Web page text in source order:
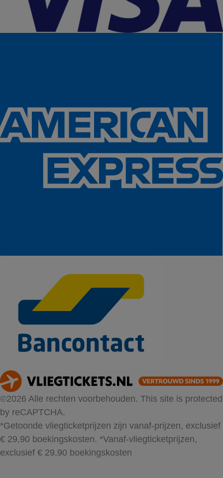
©2026 Alle rechten voorbehouden. This site is protected
by reCAPTCHA.
*Getoonde vliegticketprijzen zijn vanaf-prijzen, exclusief
€ 29,90 boekingskosten. *Vanaf-vliegticketprijzen,
exclusief € 29,90 boekingskosten